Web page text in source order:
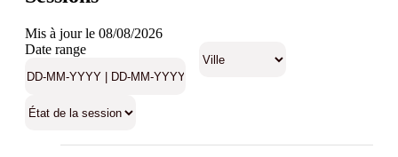
Mis à jour le 08/08/2026
Date range